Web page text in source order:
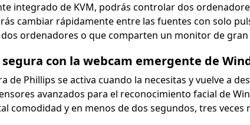
integrado de KVM, podrás controlar dos
cambiar rápidamente entre las fuentes con solo
ordenadores o que comparten un monitor de
con la webcam emergente de
de Phillips se activa cuando la necesitas y vuelve a
avanzados para el reconocimiento facial de
comodidad y en menos de dos segundos, tres